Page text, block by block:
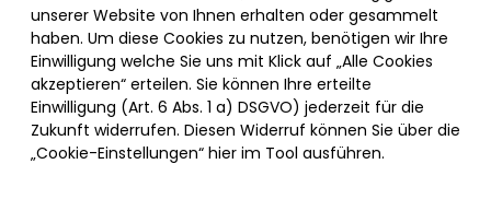
unserer Website von Ihnen erhalten oder gesammelt
haben. Um diese Cookies zu nutzen, benötigen wir Ihre
Einwilligung welche Sie uns mit Klick auf „Alle Cookies
akzeptieren“ erteilen. Sie können Ihre erteilte
Einwilligung (Art. 6 Abs. 1 a) DSGVO) jederzeit für die
Zukunft widerrufen. Diesen Widerruf können Sie über die
„Cookie-Einstellungen“ hier im Tool ausführen.